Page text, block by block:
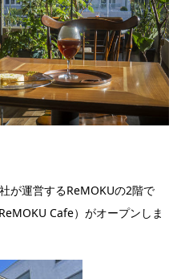
が運営するReMOKUの2階で
Cafe）がオープンしま